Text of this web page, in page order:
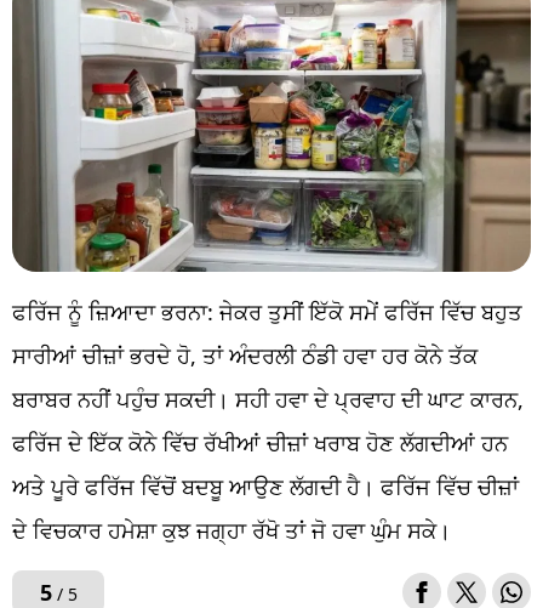
ਫਰਿੱਜ ਨੂੰ ਜ਼ਿਆਦਾ ਭਰਨਾ: ਜੇਕਰ ਤੁਸੀਂ ਇੱਕੋ ਸਮੇਂ ਫਰਿੱਜ ਵਿੱਚ ਬਹੁਤ
ਸਾਰੀਆਂ ਚੀਜ਼ਾਂ ਭਰਦੇ ਹੋ, ਤਾਂ ਅੰਦਰਲੀ ਠੰਡੀ ਹਵਾ ਹਰ ਕੋਨੇ ਤੱਕ
ਬਰਾਬਰ ਨਹੀਂ ਪਹੁੰਚ ਸਕਦੀ। ਸਹੀ ਹਵਾ ਦੇ ਪ੍ਰਵਾਹ ਦੀ ਘਾਟ ਕਾਰਨ,
ਫਰਿੱਜ ਦੇ ਇੱਕ ਕੋਨੇ ਵਿੱਚ ਰੱਖੀਆਂ ਚੀਜ਼ਾਂ ਖਰਾਬ ਹੋਣ ਲੱਗਦੀਆਂ ਹਨ
ਅਤੇ ਪੂਰੇ ਫਰਿੱਜ ਵਿੱਚੋਂ ਬਦਬੂ ਆਉਣ ਲੱਗਦੀ ਹੈ। ਫਰਿੱਜ ਵਿੱਚ ਚੀਜ਼ਾਂ
ਦੇ ਵਿਚਕਾਰ ਹਮੇਸ਼ਾ ਕੁਝ ਜਗ੍ਹਾ ਰੱਖੋ ਤਾਂ ਜੋ ਹਵਾ ਘੁੰਮ ਸਕੇ।
5/ 5